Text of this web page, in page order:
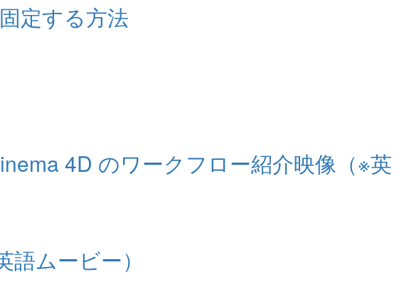
定する方法
4D のワークフロー紹介映像（※英
ムービー）